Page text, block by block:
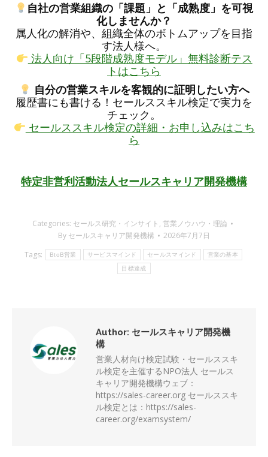
自社の営業組織の「課題」と「成熟度」を可視
化しませんか？
属人化の解消や、組織全体のボトムアップを目指
す法人様へ。
法人向け「5段階成熟度モデル」無料診断テス
トはこちら
自分の営業スキルを客観的に証明したい方へ
履歴書にも書ける！セールススキル検定で実力を
チェック。
セールススキル検定の詳細・お申し込みはこち
ら
特定非営利活動法人セールスキャリア開発機構
Categories: セールス研究・インサイト , 営業ノウハウ・理論
By セールスキャリア開発機構
2026年7月7日
Tags:
BtoB営業 サービスマインド セールスマインド 営業の基本
目標達成
Author: セールスキャリア開発機
構
営業人材向け検定試験・セールススキ
ル検定を主催するNPO法人 セールス
キャリア開発機構ウェブ：
https://sales-career.org セールススキ
ル検定とは：https://sales-
career.org/examsystem/